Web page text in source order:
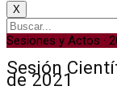
X
Sesiones y Actos ·
Sesión
de 2021